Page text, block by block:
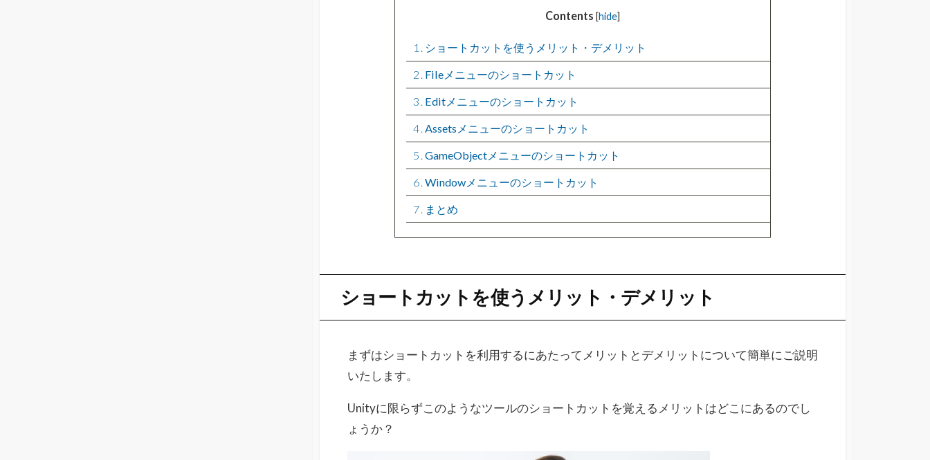
Contents [hide]
1 ショートカットを使うメリット・デメリット
2 Fileメニューのショートカット
3 Editメニューのショートカット
4 Assetsメニューのショートカット
5 GameObjectメニューのショートカット
6 Windowメニューのショートカット
7 まとめ
ショートカットを使うメリット・デメリット
まずはショートカットを利用するにあたってメリットとデメリットについて簡単にご説明
いたします。
Unityに限らずこのようなツールのショートカットを覚えるメリットはどこにあるのでし
ょうか？